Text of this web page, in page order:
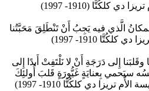
كلكُتَّا (1910- 1997)
الَّذي فيه يَجِبُ أَنْ تَنْطَلِقَ مَحَبَّتُنا
1910- 1997)
إِلى دَرَجَةِ أَنْ لا نَلْتَفِتْ أَبدًا إِلى
سيَحمي بِعنايَةٍ غَيُّورَةٍ قَلبَ أُولئِكَ
تريزا دي كلكُتَّا 1910- 1997)